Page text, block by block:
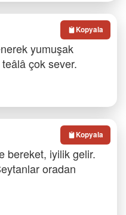
yumuşak
çok sever.
Kopyala
bereket, iyilik gelir.
oradan
Kopyala